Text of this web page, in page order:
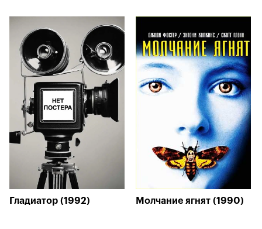
Гладиатор (1992) Молчание ягнят (1990)